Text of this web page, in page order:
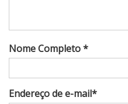
Nome Completo *
Endereço de e-mail*